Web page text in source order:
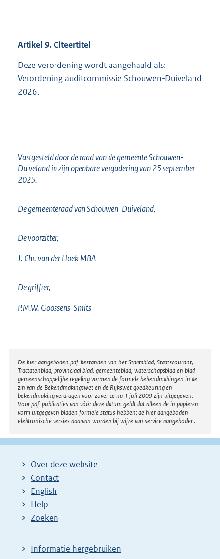
Artikel 9. Citeertitel
Deze verordening wordt aangehaald als:
Verordening auditcommissie Schouwen-Duiveland
2026.
Vastgesteld door de raad van de gemeente Schouwen-
Duiveland in zijn openbare vergadering van 25 september
2025.
De gemeenteraad van Schouwen-Duiveland,
De voorzitter,
J. Chr. van der Hoek MBA
De griffier,
P.M.W. Goossens-Smits
Disclaimer
De hier aangeboden pdf-bestanden van het Staatsblad, Staatscourant,
Tractatenblad, provinciaal blad, gemeenteblad, waterschapsblad en blad
gemeenschappelijke regeling vormen de formele bekendmakingen in de
zin van de Bekendmakingswet en de Rijkswet goedkeuring en
bekendmaking verdragen voor zover ze na 1 juli 2009 zijn uitgegeven.
Voor pdf-publicaties van vóór deze datum geldt dat alleen de in papieren
vorm uitgegeven bladen formele status hebben; de hier aangeboden
elektronische versies daarvan worden bij wijze van service aangeboden.
Over deze website
Contact
English
Help
Zoeken
Informatie hergebruiken